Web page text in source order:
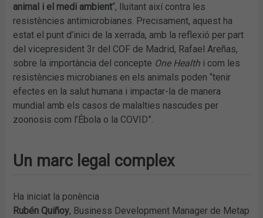
animal i el medi ambient“, lluitant així contra les
resistències antimicrobianes. Precisament, aquest ha
estat el punt d’inici de la xerrada, amb la reflexió per part
del vicepresident 3r del COF de Madrid, Rafael Areñas,
sobre la importància del concepte One Health i com les
resistències microbianes en els animals poden “tenir
efectes en la salut humana i impactar-la de manera
mundial amb els casos de malalties nascudes per
zoonosis com l’Ébola o la COVID”.
Un marc legal complex
Ha iniciat la ponència
Rubén Quiñoy, Business Development Manager de Metap